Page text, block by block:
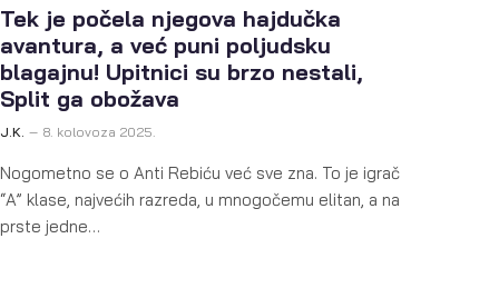
Tek je počela njegova hajdučka
avantura, a već puni poljudsku
blagajnu! Upitnici su brzo nestali,
Split ga obožava
J.K. 8. kolovoza 2025.
Nogometno se o Anti Rebiću već sve zna. To je igrač
“A” klase, najvećih razreda, u mnogočemu elitan, a na
prste jedne…